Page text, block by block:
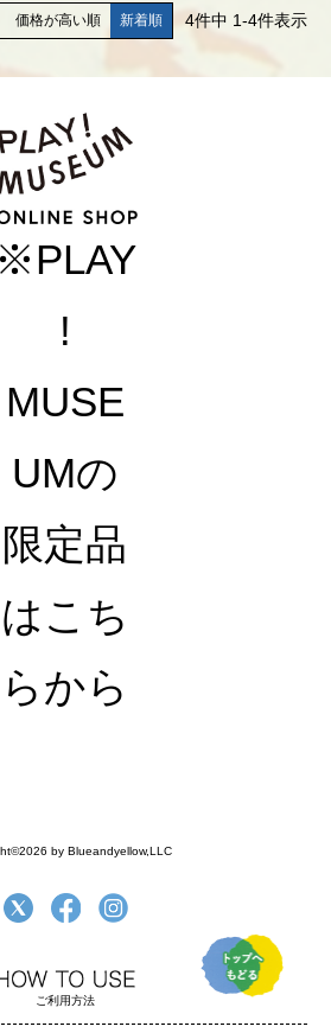
価格が高い順 新着順 4件中 1-4件表示
※PLAY
!
MUSE
UMの
限定品
はこち
らから
by Blueandyellow,LLC
ご利用方法